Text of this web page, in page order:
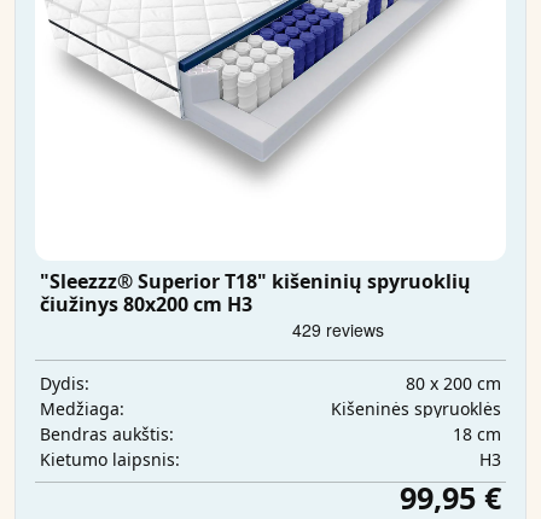
"Sleezzz® Superior T18" kišeninių spyruoklių
čiužinys 80x200 cm H3
Dydis:
80 x 200 cm
Medžiaga:
Kišeninės spyruoklės
Bendras aukštis:
18 cm
Kietumo laipsnis:
H3
99,95 €